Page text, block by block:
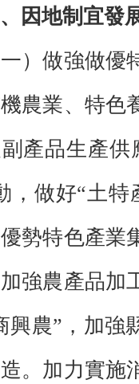
因地制宜發
做強做優特
農業、特色
產品生產供
，做好“土
勢特色產業
強農產品加
興農”，加強
。加力實施